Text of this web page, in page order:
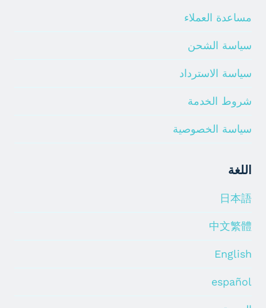
مساعدة العملاء
سياسة الشحن
سياسة الاسترداد
شروط الخدمة
سياسة الخصوصية
اللغة
日本語
中文繁體
English
español